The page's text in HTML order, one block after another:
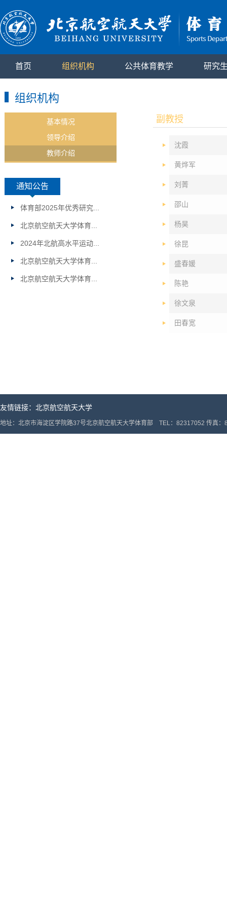
首页 组织机构 公共体育教学 研究
组织机构
基本情况
领导介绍
教师介绍
通知公告
体育部2025年优秀研究...
北京航空航天大学体育...
2024年北航高水平运动...
北京航空航天大学体育...
北京航空航天大学体育...
副教授
沈霞
黄烨军
刘菁
邵山
杨昊
徐昆
盛春媛
陈艳
徐文泉
田春宽
友情链接： 北京航空航天大学
地址：北京市海淀区学院路37号北京航空航天大学体育部 TEL：82317052 传真